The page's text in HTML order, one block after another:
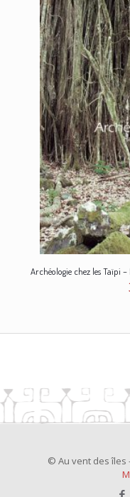
Archéologie chez les Taïpi
© Au vent des îles